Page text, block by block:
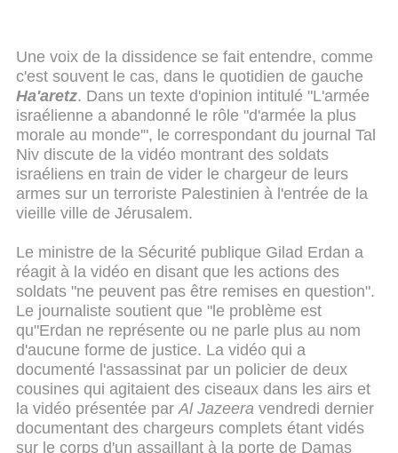
Une voix de la dissidence se fait entendre, comme
c'est souvent le cas, dans le quotidien de gauche
Ha'aretz. Dans un texte d'opinion intitulé "L'armée
israélienne a abandonné le rôle "d'armée la plus
morale au monde'", le correspondant du journal Tal
Niv discute de la vidéo montrant des soldats
israéliens en train de vider le chargeur de leurs
armes sur un terroriste Palestinien à l'entrée de la
vieille ville de Jérusalem.
Le ministre de la Sécurité publique Gilad Erdan a
réagit à la vidéo en disant que les actions des
soldats "ne peuvent pas être remises en question".
Le journaliste soutient que "le problème est
qu"Erdan ne représente ou ne parle plus au nom
d'aucune forme de justice. La vidéo qui a
documenté l'assassinat par un policier de deux
cousines qui agitaient des ciseaux dans les airs et
la vidéo présentée par Al Jazeera vendredi dernier
documentant des chargeurs complets étant vidés
sur le corps d'un assaillant à la porte de Damas